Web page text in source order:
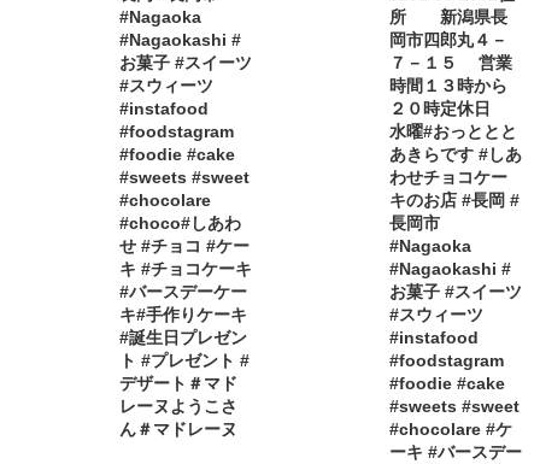
#Nagaoka
#Nagaokashi #
お菓子 #スイーツ
#スウィーツ
#instafood
#foodstagram
#foodie #cake
#sweets #sweet
#chocolare
#choco#しあわ
せ #チョコ #ケー
キ #チョコケーキ
#バースデーケー
キ#手作りケーキ
#誕生日プレゼン
ト #プレゼント #
デザート＃マド
レーヌようこさ
ん＃マドレーヌ
所 新潟県長
岡市四郎丸４－
７－１５ 営業
時間１３時から
２０時定休日
水曜#おっととと
あきらです #しあ
わせチョコケー
キのお店 #長岡 #
長岡市
#Nagaoka
#Nagaokashi #
お菓子 #スイーツ
#スウィーツ
#instafood
#foodstagram
#foodie #cake
#sweets #sweet
#chocolare #ケ
ーキ #バースデー